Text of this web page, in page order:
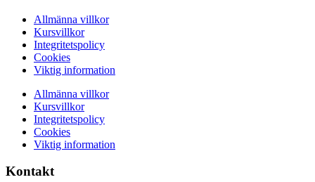
Allmänna villkor
Kursvillkor
Integritetspolicy
Cookies
Viktig information
Allmänna villkor
Kursvillkor
Integritetspolicy
Cookies
Viktig information
Kontakt